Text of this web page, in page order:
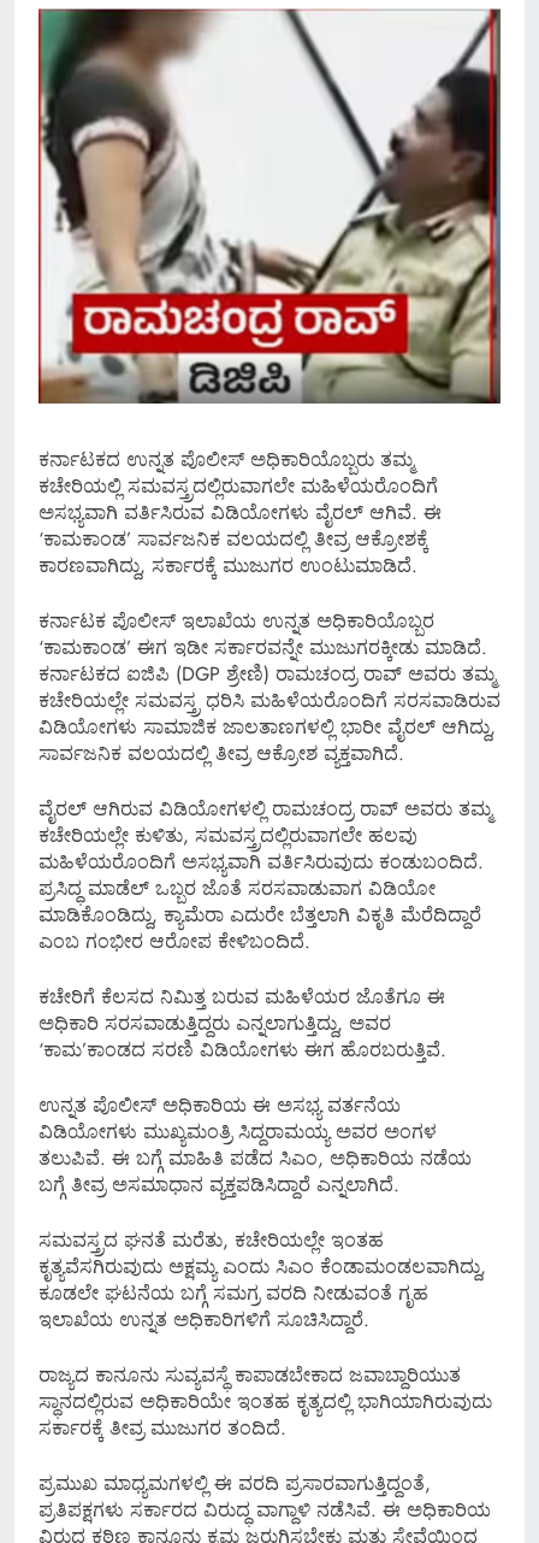
ಕರ್ನಾಟಕದ ಉನ್ನತ ಪೊಲೀಸ್ ಅಧಿಕಾರಿಯೊಬ್ಬರು ತಮ್ಮ
ಕಚೇರಿಯಲ್ಲಿ ಸಮವಸ್ತ್ರದಲ್ಲಿರುವಾಗಲೇ ಮಹಿಳೆಯರೊಂದಿಗೆ
ಅಸಭ್ಯವಾಗಿ ವರ್ತಿಸಿರುವ ವಿಡಿಯೋಗಳು ವೈರಲ್ ಆಗಿವೆ. ಈ
‘ಕಾಮಕಾಂಡ’ ಸಾರ್ವಜನಿಕ ವಲಯದಲ್ಲಿ ತೀವ್ರ ಆಕ್ರೋಶಕ್ಕೆ
ಕಾರಣವಾಗಿದ್ದು, ಸರ್ಕಾರಕ್ಕೆ ಮುಜುಗರ ಉಂಟುಮಾಡಿದೆ.
ಕರ್ನಾಟಕ ಪೊಲೀಸ್ ಇಲಾಖೆಯ ಉನ್ನತ ಅಧಿಕಾರಿಯೊಬ್ಬರ
‘ಕಾಮಕಾಂಡ’ ಈಗ ಇಡೀ ಸರ್ಕಾರವನ್ನೇ ಮುಜುಗರಕ್ಕೀಡು ಮಾಡಿದೆ.
ಕರ್ನಾಟಕದ ಐಜಿಪಿ (DGP ಶ್ರೇಣಿ) ರಾಮಚಂದ್ರ ರಾವ್ ಅವರು ತಮ್ಮ
ಕಚೇರಿಯಲ್ಲೇ ಸಮವಸ್ತ್ರ ಧರಿಸಿ ಮಹಿಳೆಯರೊಂದಿಗೆ ಸರಸವಾಡಿರುವ
ವಿಡಿಯೋಗಳು ಸಾಮಾಜಿಕ ಜಾಲತಾಣಗಳಲ್ಲಿ ಭಾರೀ ವೈರಲ್ ಆಗಿದ್ದು,
ಸಾರ್ವಜನಿಕ ವಲಯದಲ್ಲಿ ತೀವ್ರ ಆಕ್ರೋಶ ವ್ಯಕ್ತವಾಗಿದೆ.
ವೈರಲ್ ಆಗಿರುವ ವಿಡಿಯೋಗಳಲ್ಲಿ ರಾಮಚಂದ್ರ ರಾವ್ ಅವರು ತಮ್ಮ
ಕಚೇರಿಯಲ್ಲೇ ಕುಳಿತು, ಸಮವಸ್ತ್ರದಲ್ಲಿರುವಾಗಲೇ ಹಲವು
ಮಹಿಳೆಯರೊಂದಿಗೆ ಅಸಭ್ಯವಾಗಿ ವರ್ತಿಸಿರುವುದು ಕಂಡುಬಂದಿದೆ.
ಪ್ರಸಿದ್ಧ ಮಾಡೆಲ್ ಒಬ್ಬರ ಜೊತೆ ಸರಸವಾಡುವಾಗ ವಿಡಿಯೋ
ಮಾಡಿಕೊಂಡಿದ್ದು, ಕ್ಯಾಮೆರಾ ಎದುರೇ ಬೆತ್ತಲಾಗಿ ವಿಕೃತಿ ಮೆರೆದಿದ್ದಾರೆ
ಎಂಬ ಗಂಭೀರ ಆರೋಪ ಕೇಳಿಬಂದಿದೆ.
ಕಚೇರಿಗೆ ಕೆಲಸದ ನಿಮಿತ್ತ ಬರುವ ಮಹಿಳೆಯರ ಜೊತೆಗೂ ಈ
ಅಧಿಕಾರಿ ಸರಸವಾಡುತ್ತಿದ್ದರು ಎನ್ನಲಾಗುತ್ತಿದ್ದು, ಅವರ
‘ಕಾಮ’ಕಾಂಡದ ಸರಣಿ ವಿಡಿಯೋಗಳು ಈಗ ಹೊರಬರುತ್ತಿವೆ.
ಉನ್ನತ ಪೊಲೀಸ್ ಅಧಿಕಾರಿಯ ಈ ಅಸಭ್ಯ ವರ್ತನೆಯ
ವಿಡಿಯೋಗಳು ಮುಖ್ಯಮಂತ್ರಿ ಸಿದ್ದರಾಮಯ್ಯ ಅವರ ಅಂಗಳ
ತಲುಪಿವೆ. ಈ ಬಗ್ಗೆ ಮಾಹಿತಿ ಪಡೆದ ಸಿಎಂ, ಅಧಿಕಾರಿಯ ನಡೆಯ
ಬಗ್ಗೆ ತೀವ್ರ ಅಸಮಾಧಾನ ವ್ಯಕ್ತಪಡಿಸಿದ್ದಾರೆ ಎನ್ನಲಾಗಿದೆ.
ಸಮವಸ್ತ್ರದ ಘನತೆ ಮರೆತು, ಕಚೇರಿಯಲ್ಲೇ ಇಂತಹ
ಕೃತ್ಯವೆಸಗಿರುವುದು ಅಕ್ಷಮ್ಯ ಎಂದು ಸಿಎಂ ಕೆಂಡಾಮಂಡಲವಾಗಿದ್ದು,
ಕೂಡಲೇ ಘಟನೆಯ ಬಗ್ಗೆ ಸಮಗ್ರ ವರದಿ ನೀಡುವಂತೆ ಗೃಹ
ಇಲಾಖೆಯ ಉನ್ನತ ಅಧಿಕಾರಿಗಳಿಗೆ ಸೂಚಿಸಿದ್ದಾರೆ.
ರಾಜ್ಯದ ಕಾನೂನು ಸುವ್ಯವಸ್ಥೆ ಕಾಪಾಡಬೇಕಾದ ಜವಾಬ್ದಾರಿಯುತ
ಸ್ಥಾನದಲ್ಲಿರುವ ಅಧಿಕಾರಿಯೇ ಇಂತಹ ಕೃತ್ಯದಲ್ಲಿ ಭಾಗಿಯಾಗಿರುವುದು
ಸರ್ಕಾರಕ್ಕೆ ತೀವ್ರ ಮುಜುಗರ ತಂದಿದೆ.
ಪ್ರಮುಖ ಮಾಧ್ಯಮಗಳಲ್ಲಿ ಈ ವರದಿ ಪ್ರಸಾರವಾಗುತ್ತಿದ್ದಂತೆ,
ಪ್ರತಿಪಕ್ಷಗಳು ಸರ್ಕಾರದ ವಿರುದ್ಧ ವಾಗ್ದಾಳಿ ನಡೆಸಿವೆ. ಈ ಅಧಿಕಾರಿಯ
ವಿರುದ್ಧ ಕಠಿಣ ಕಾನೂನು ಕ್ರಮ ಜರುಗಿಸಬೇಕು ಮತ್ತು ಸೇವೆಯಿಂದ